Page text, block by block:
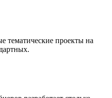
тематические проекты на